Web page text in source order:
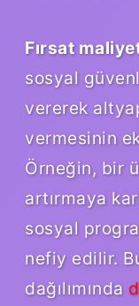
Fırsat
sosyal
vererek
vermesinin
Örneğin, bir
artırmaya
sosyal
nefiy edilir.
dağılımında